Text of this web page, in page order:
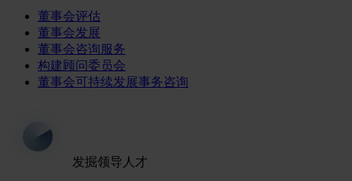
董事会评估
董事会发展
董事会咨询服务
构建顾问委员会
董事会可持续发展事务咨询
发掘领导人才